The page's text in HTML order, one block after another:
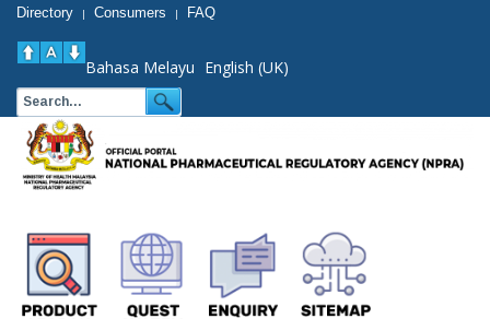
Directory | Consumers | FAQ
Bahasa Melayu English (UK)